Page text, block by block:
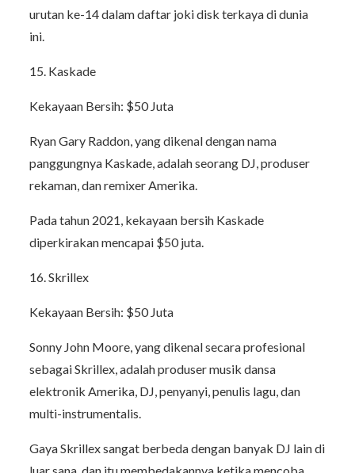
urutan ke-14 dalam daftar joki disk terkaya di dunia
ini.
15. Kaskade
Kekayaan Bersih: $50 Juta
Ryan Gary Raddon, yang dikenal dengan nama
panggungnya Kaskade, adalah seorang DJ, produser
rekaman, dan remixer Amerika.
Pada tahun 2021, kekayaan bersih Kaskade
diperkirakan mencapai $50 juta.
16. Skrillex
Kekayaan Bersih: $50 Juta
Sonny John Moore, yang dikenal secara profesional
sebagai Skrillex, adalah produser musik dansa
elektronik Amerika, DJ, penyanyi, penulis lagu, dan
multi-instrumentalis.
Gaya Skrillex sangat berbeda dengan banyak DJ lain di